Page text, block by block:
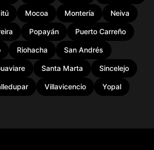
Mocoa Montería Neiva
Popayán Puerto Carreño
Riohacha San Andrés
Santa Marta Sincelejo
Villavicencio Yopal